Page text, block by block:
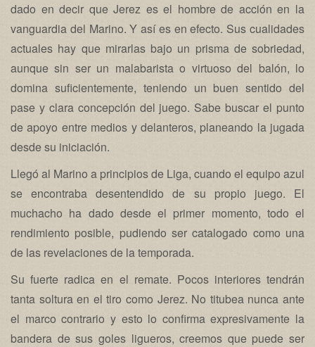
dado en decir que Jerez es el hombre de acción en la
vanguardia del Marino. Y así es en efecto. Sus cualidades
actuales hay que mirarlas bajo un prisma de sobriedad,
aunque sin ser un malabarista o virtuoso del balón, lo
domina suficientemente, teniendo un buen sentido del
pase y clara concepción del juego. Sabe buscar el punto
de apoyo entre medios y delanteros, planeando la jugada
desde su iniciación.
Llegó al Marino a principios de Liga, cuando el equipo azul
se encontraba desentendido de su propio juego. El
muchacho ha dado desde el primer momento, todo el
rendimiento posible, pudiendo ser catalogado como una
de las revelaciones de la temporada.
Su fuerte radica en el remate. Pocos interiores tendrán
tanta soltura en el tiro como Jerez. No titubea nunca ante
el marco contrario y esto lo confirma expresivamente la
bandera de sus goles ligueros, creemos que puede ser